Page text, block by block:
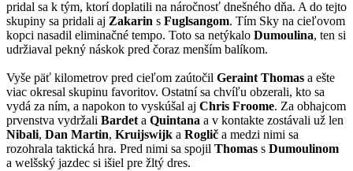
pridal sa k tým, ktorí doplatili na náročnosť dnešného dňa. A do tejto
skupiny sa pridali aj Zakarin s Fuglsangom. Tím Sky na cieľovom
kopci nasadil eliminačné tempo. Toto sa netýkalo Dumoulina, ten si
udržiaval pekný náskok pred čoraz menším balíkom.
Vyše päť kilometrov pred cieľom zaútočil Geraint Thomas a ešte
viac okresal skupinu favoritov. Ostatní sa chvíľu obzerali, kto sa
vydá za ním, a napokon to vyskúšal aj Chris Froome. Za obhajcom
prvenstva vydržali Bardet a Quintana a v kontakte zostávali už len
Nibali, Dan Martin, Kruijswijk a Roglič a medzi nimi sa
rozohrala taktická hra. Pred nimi sa spojil Thomas s Dumoulinom
a welšský jazdec si išiel pre žltý dres.